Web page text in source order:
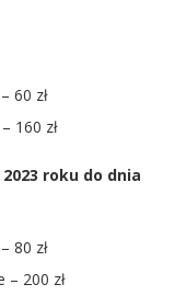
60 zł
160 zł
roku do dnia
80 zł
– 200 zł